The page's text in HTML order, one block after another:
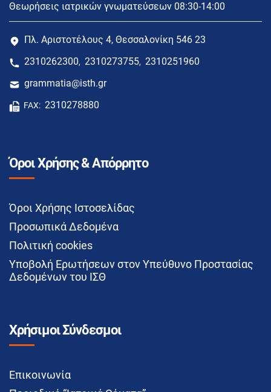
Θεωρήσεις ιατρικών γνωματεύσεων 08:30-14:00
Πλ. Αριστοτέλους 4, Θεσσαλονίκη 546 23
2310262300, 2310273755, 2310251960
grammatia@isth.gr
FAX: 2310278880
Όροι Χρήσης & Απόρρητο
Όροι Χρήσης Ιστοσελίδας
Προσωπικά Δεδομένα
Πολιτική cookies
Υποβολή Ερωτήσεων στον Υπεύθυνο Προστασίας
Δεδομένων του ΙΣΘ
Χρήσιμοι Σύνδεσμοι
Επικοινωνία